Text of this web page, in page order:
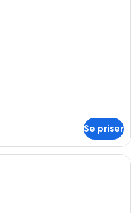
Se priser
Ett sovrum med en säng i trä, två